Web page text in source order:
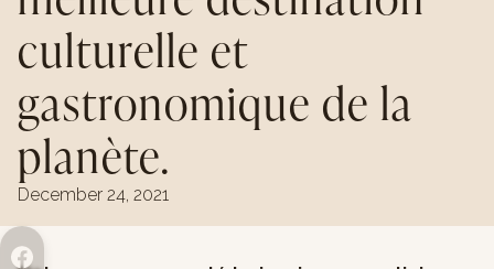
culturelle et
gastronomique de la
planète.
December 24, 2021